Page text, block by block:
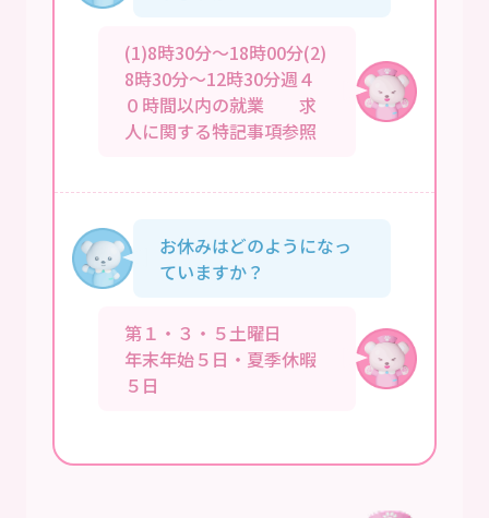
(1)8時30分～18時00分(2)
8時30分～12時30分週４
０時間以内の就業 求
人に関する特記事項参照
お休みはどのようになっ
ていますか？
第１・３・５土曜日
年末年始５日・夏季休暇
５日